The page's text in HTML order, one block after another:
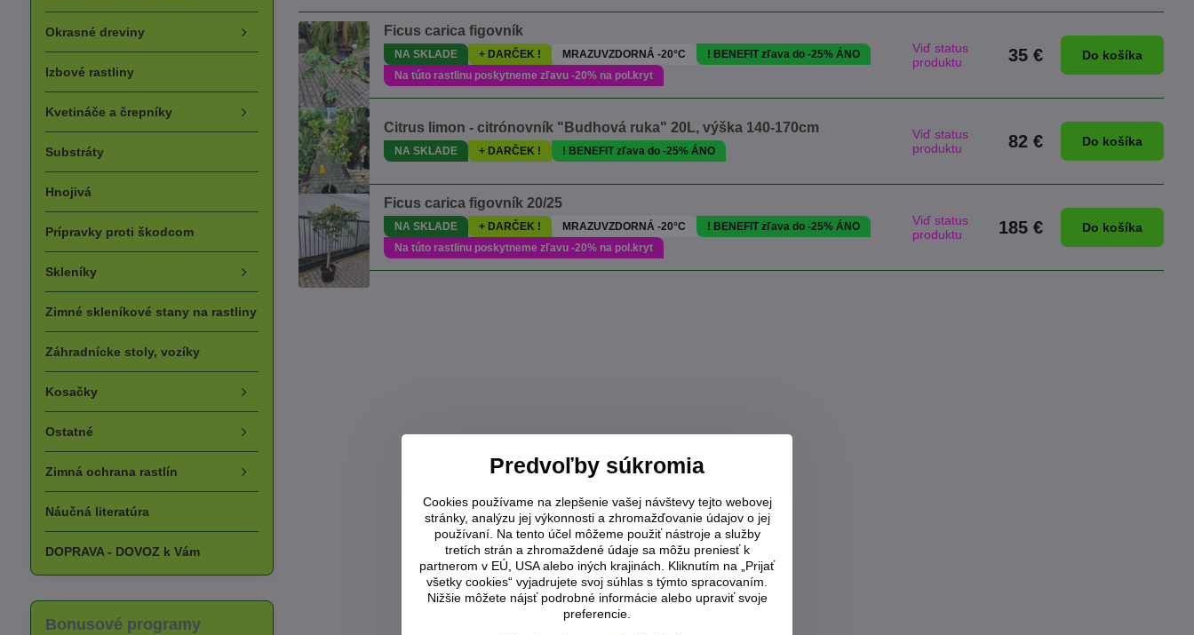
Ficus carica figovník
NA SKLADE + DARČEK ! MRAZUVZDORNÁ -20°C
! BENEFIT zľava do -25% ÁNO
Na túto rastlinu poskytneme zľavu -20% na pol.kryt
Viď status
produktu
35 € Do košíka
Citrus limon - citrónovník "Budhová ruka" 20L, výška 140-170cm
NA SKLADE + DARČEK ! ! BENEFIT zľava do -25% ÁNO
Viď status
produktu
82 € Do košíka
Ficus carica figovník 20/25
NA SKLADE + DARČEK ! MRAZUVZDORNÁ -20°C
! BENEFIT zľava do -25% ÁNO
Na túto rastlinu poskytneme zľavu -20% na pol.kryt
Viď status
produktu
185 € Do košíka
Okrasné dreviny
Izbové rastliny
Kvetináče a črepníky
Substráty
Hnojivá
Prípravky proti škodcom
Skleníky
Zimné skleníkové stany na rastliny
Záhradnícke stoly, vozíky
Kosačky
Ostatné
Zimná ochrana rastlín
Náučná literatúra
DOPRAVA - DOVOZ k Vám
Bonusové programy
Predvoľby súkromia
Cookies používame na zlepšenie vašej návštevy tejto webovej
stránky, analýzu jej výkonnosti a zhromažďovanie údajov o jej
používaní. Na tento účel môžeme použiť nástroje a služby
tretích strán a zhromaždené údaje sa môžu preniesť k
partnerom v EÚ, USA alebo iných krajinách. Kliknutím na „Prijať
všetky cookies“ vyjadrujete svoj súhlas s týmto spracovaním.
Nižšie môžete nájsť podrobné informácie alebo upraviť svoje
preferencie.